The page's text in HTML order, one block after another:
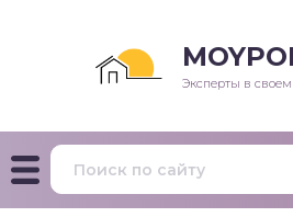
Эксперты в